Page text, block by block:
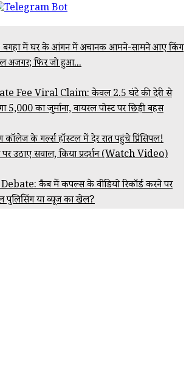
में घर के आंगन में अचानक आमने-सामने आए किंग
अजगर; फिर जो हुआ...
Fee Viral Claim: केवल 2.5 घंटे की देरी से
₹5,000 का जुर्माना, वायरल पोस्ट पर छिड़ी बहस
कॉलेज के गर्ल्स हॉस्टल में देर रात पहुंचे प्रिंसिपल!
पर उठाए सवाल, किया प्रदर्शन (Watch Video)
कैब में कपल्स के वीडियो रिकॉर्ड करने पर
पुलिसिंग या व्यूज का खेल?